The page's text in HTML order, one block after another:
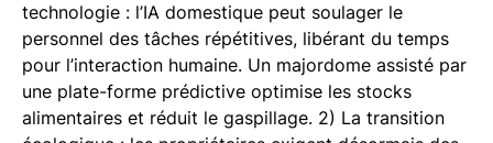
technologie : l’IA domestique peut soulager le
personnel des tâches répétitives, libérant du temps
pour l’interaction humaine. Un majordome assisté par
une plate-forme prédictive optimise les stocks
alimentaires et réduit le gaspillage. 2) La transition